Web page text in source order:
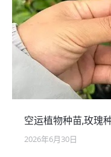
空运植物种苗,玫瑰
2026年6月30日